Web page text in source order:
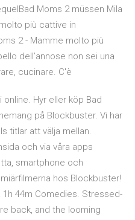
Moms 2 müssen Mila
più cattive in
2 - Mamme molto più
dell’annose non sei una
cucinare. C'è
Hyr eller köp Bad
på Blockbuster. Vi har
titlar att välja mellan.
och via våra apps
smartphone och
hos Blockbuster!
1h 44m Comedies. Stressed-
back, and the looming